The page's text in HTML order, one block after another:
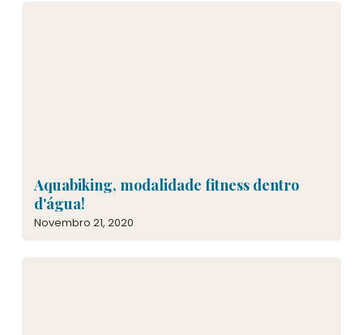
Aquabiking, modalidade fitness dentro
d'água!
Novembro 21, 2020